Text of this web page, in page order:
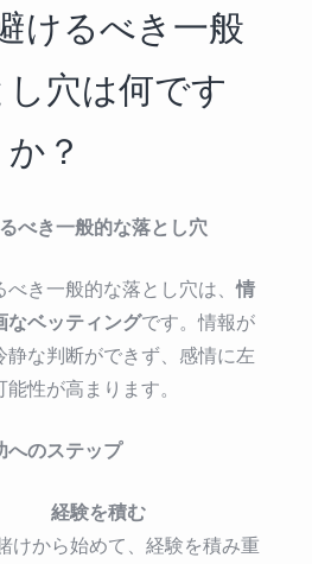
けるべき一般
穴は何です
か？
べき一般的な落とし穴
べき一般的な落とし穴は、情
なベッティングです。情報が
な判断ができず、感情に左
性が高まります。
へのステップ
経験を積む
けから始めて、経験を積み重